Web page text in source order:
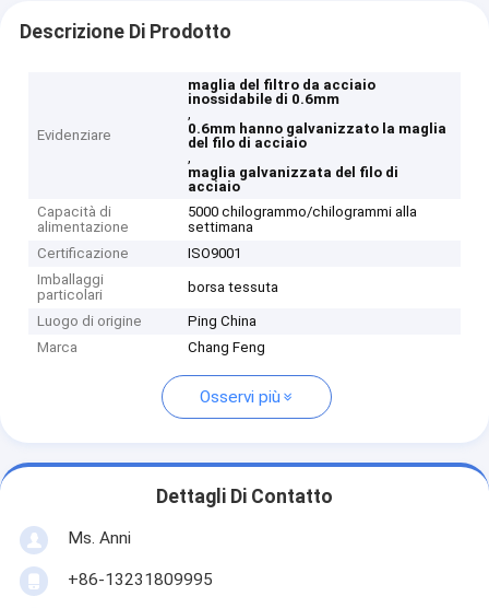
Descrizione Di Prodotto
Evidenziare
maglia del filtro da acciaio
inossidabile di 0.6mm
,
0.6mm hanno galvanizzato la maglia
del filo di acciaio
,
maglia galvanizzata del filo di
acciaio
Capacità di
alimentazione
5000 chilogrammo/chilogrammi alla
settimana
Certificazione
ISO9001
Imballaggi
particolari
borsa tessuta
Luogo di origine
Ping China
Marca
Chang Feng
Osservi più
Dettagli Di Contatto
Ms. Anni
+86-13231809995